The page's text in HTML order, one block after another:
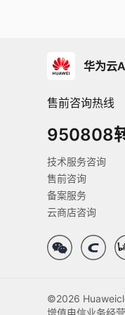
华为云
售前咨询热线
950808
技术服务咨询
售前咨询
备案服务
云商店咨询
©2026
增值电信业务经